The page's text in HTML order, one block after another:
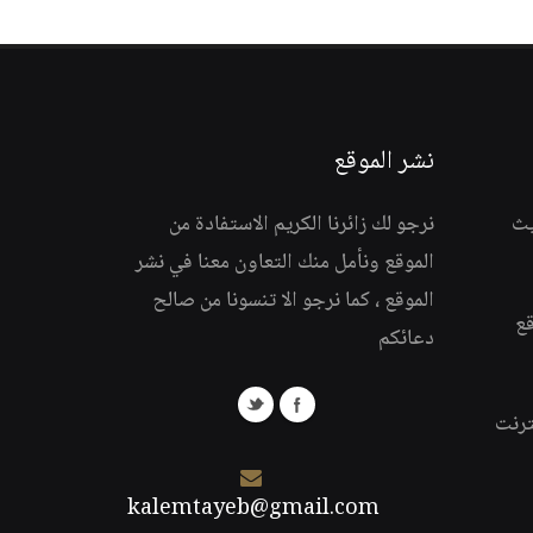
نشر الموقع
نرجو لك زائرنا الكريم الاستفادة من
الموقع ونأمل منك التعاون معنا في نشر
الموقع ، كما نرجو الا تنسونا من صالح
دعائكم
kalemtayeb@gmail.com